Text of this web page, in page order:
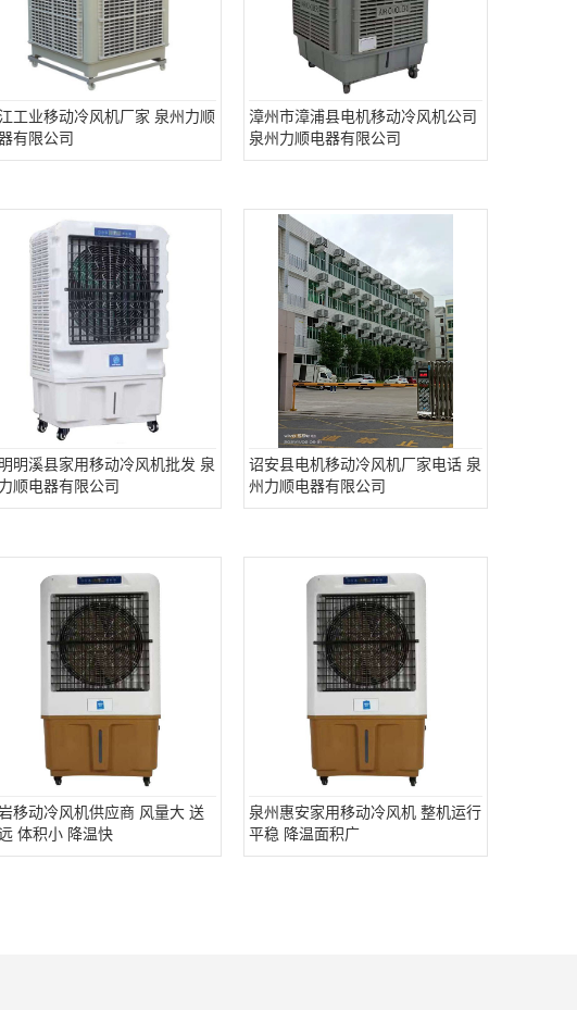
工业移动冷风机厂家 泉州力顺
有限公司
漳州市漳浦县电机移动冷风机公司
泉州力顺电器有限公司
明溪县家用移动冷风机批发 泉
顺电器有限公司
诏安县电机移动冷风机厂家电话 泉
州力顺电器有限公司
移动冷风机供应商 风量大 送
体积小 降温快
泉州惠安家用移动冷风机 整机运行
平稳 降温面积广